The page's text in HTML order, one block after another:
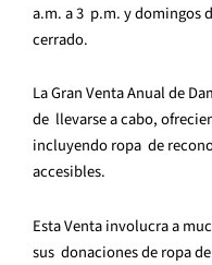
a.m. a 3 p.m. y domingos
cerrado.
La Gran Venta Anual de
de llevarse a cabo,
incluyendo ropa de
accesibles.
Esta Venta involucra a
sus donaciones de ropa